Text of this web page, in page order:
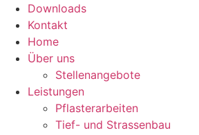
Downloads
Kontakt
Home
Über uns
Stellenangebote
Leistungen
Pflasterarbeiten
Tief- und Strassenbau